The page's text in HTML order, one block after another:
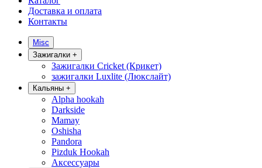
Доставка и оплата
Контакты
Misc
Зажигалки +
Зажигалки Cricket (Крикет)
зажигалки Luxlite (Люкслайт)
Кальяны +
Alpha hookah
Darkside
Mamay
Oshisha
Pandora
Pizduk Hookah
Аксессуары